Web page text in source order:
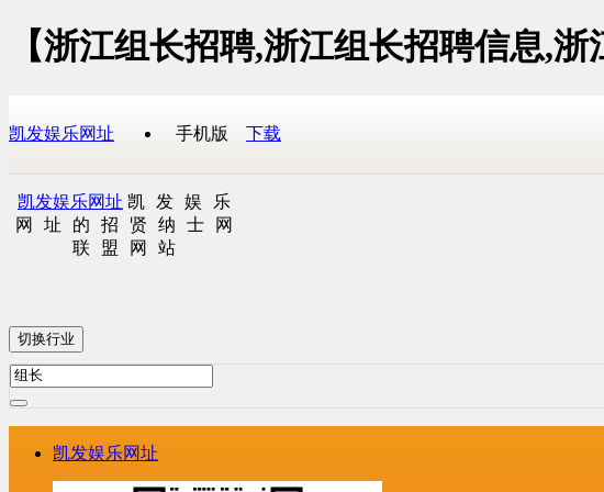
【浙江组长招聘,浙江组长招聘信息,
凯发娱乐网址 手机版 下载
凯发娱乐网址 凯发娱乐
网址的招贤纳士网
联盟网站
切换行业
凯发娱乐网址